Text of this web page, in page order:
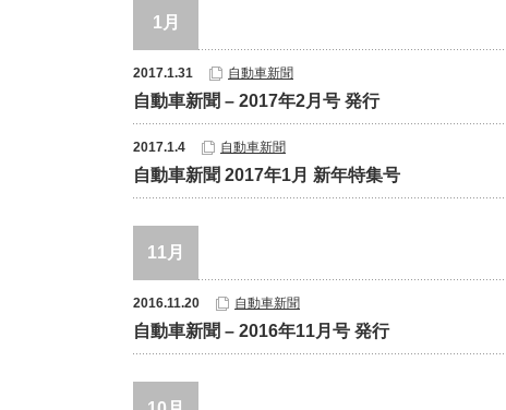
1月
2017.1.31 自動車新聞
自動車新聞 – 2017年2月号 発行
2017.1.4 自動車新聞
自動車新聞 2017年1月 新年特集号
11月
2016.11.20 自動車新聞
自動車新聞 – 2016年11月号 発行